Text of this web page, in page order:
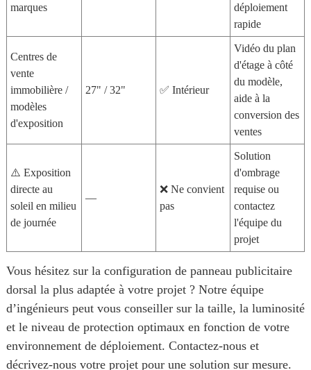
marques
déploiement
rapide
Centres de
vente
immobilière /
modèles
d'exposition
27" / 32" ✅ Intérieur
Vidéo du plan
d'étage à côté
du modèle,
aide à la
conversion des
ventes
⚠️ Exposition
directe au
soleil en milieu
de journée
—
❌ Ne convient
pas
Solution
d'ombrage
requise ou
contactez
l'équipe du
projet
Vous hésitez sur la configuration de panneau publicitaire
dorsal la plus adaptée à votre projet ? Notre équipe
d’ingénieurs peut vous conseiller sur la taille, la luminosité
et le niveau de protection optimaux en fonction de votre
environnement de déploiement. Contactez-nous et
décrivez-nous votre projet pour une solution sur mesure.